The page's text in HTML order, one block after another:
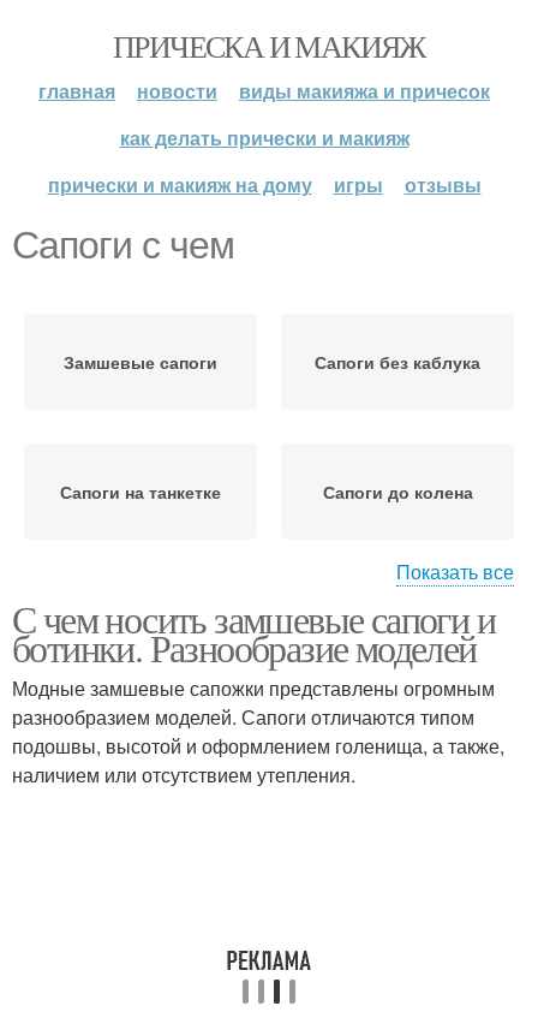
ПРИЧЕСКА И МАКИЯЖ
главная новости
виды макияжа и причесок
как делать прически и макияж
прически и макияж на дому
игры отзывы
Сапоги с чем
Замшевые сапоги Сапоги без каблука
Сапоги на танкетке Сапоги до колена
Открытые сапоги Летние сапоги
Сапоги в дырочку
Сапоги с открытым
Показать все
С чем носить замшевые сапоги и
ботинки. Разнообразие моделей
Модные замшевые сапожки представлены огромным
разнообразием моделей. Сапоги отличаются типом
подошвы, высотой и оформлением голенища, а также,
наличием или отсутствием утепления.